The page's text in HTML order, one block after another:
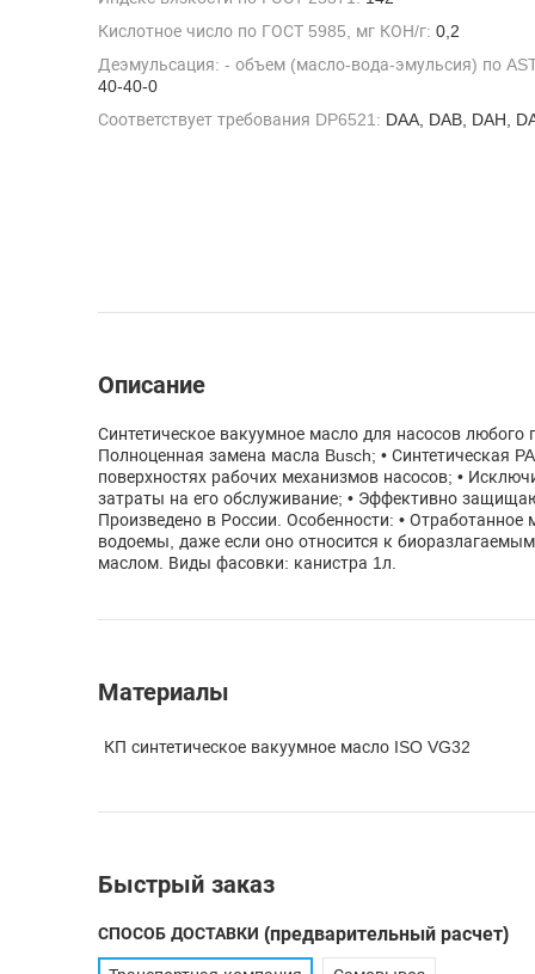
Кислотное число по ГОСТ 5985, мг КОН/г: 0,2
Деэмульсация: - объем (масло-вода-эмульсия) по
40-40-0
Соответствует требования DP6521: DAA, DAB, DAH,
Описание
Синтетическое вакуумное масло для насосов
Полноценная замена масла Busch; • Синтетическая
поверхностях рабочих механизмов насосов; •
затраты на его обслуживание; • Эффективно
Произведено в России. Особенности: •
водоемы, даже если оно относится к
маслом. Виды фасовки: канистра 1л.
Материалы
КП синтетическое вакуумное масло ISO VG32
Быстрый заказ
СПОСОБ ДОСТАВКИ (предварительный расчет)